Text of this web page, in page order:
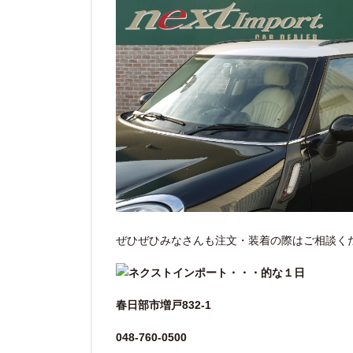
ぜひぜひみなさんも注文・装着の際はご相談く
春日部市増戸832-1
048-760-0500